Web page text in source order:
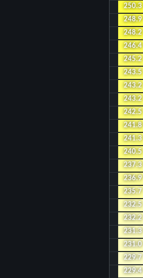
250.3
248.9
248.2
246.4
245.2
243.5
243.2
243.2
242.5
241.8
241.3
240.5
237.3
236.9
235.7
232.5
232.2
231.3
231.0
229.7
229.4